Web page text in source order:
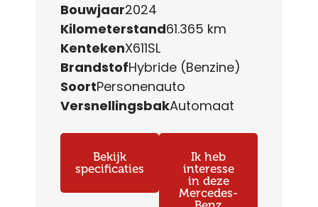
Bouwjaar2024
Kilometerstand61.365 km
KentekenX611SL
BrandstofHybride (Benzine)
SoortPersonenauto
VersnellingsbakAutomaat
Bekijk
specificaties
Ik heb
interesse
in deze
Mercedes-